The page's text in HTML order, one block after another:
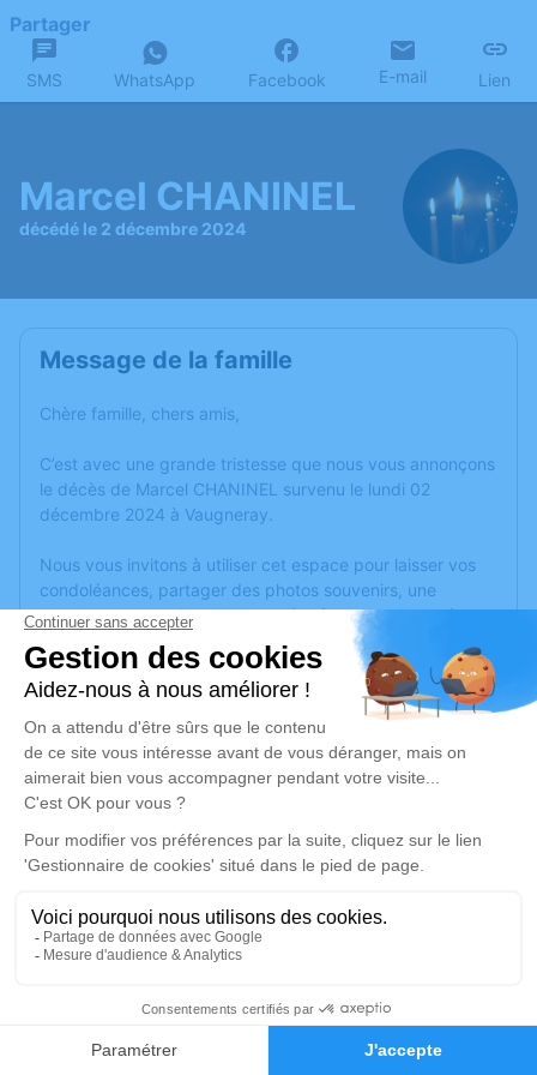
Faire-part Hommages
Partager
SMS WhatsApp Facebook E-mail Lien
Marcel CHANINEL
décédé le 2 décembre 2024
Message de la famille
Chère famille, chers amis,
C’est avec une grande tristesse que nous vous annonçons
le décès de Marcel CHANINEL survenu le lundi 02
décembre 2024 à Vaugneray.
Nous vous invitons à utiliser cet espace pour laisser vos
condoléances, partager des photos souvenirs, une
anecdote ou exprimer vos pensées à travers des poèmes
ou des textes. Cet endroit est un lieu d'expression dédié à
honorer la mémoire de Marcel CHANINEL.
Un service de plantation d’arbre hommage estdisponible
mercredi 11 décembre 2024 à 13h30
Chapelle Parc Cimetière Communautaire 161,
bd Université